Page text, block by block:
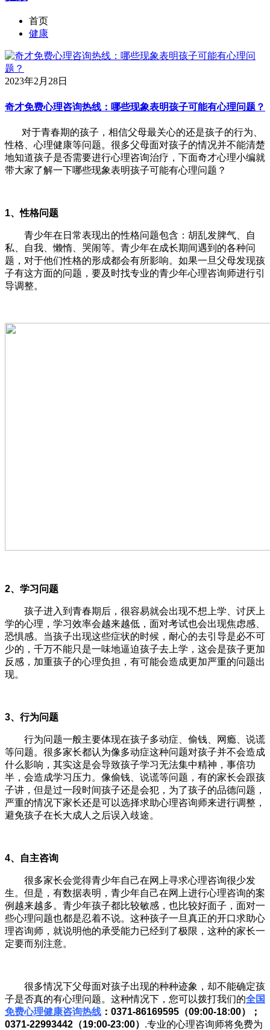
首页
健康
2023年2月28日
奇才免费心理咨询热线：哪些现象表明孩子可能有心理问题？
对于青春期的孩子，相信父母最关心的还是孩子的行为、
性格、心理健康等问题。很多父母面对孩子的情况并不能清楚
地知道孩子是否需要进行心理咨询治疗，下面奇才心理小编就
带大家了解一下哪些现象表明孩子可能有心理问题？
1、性格问题
青少年在日常表现出的性格问题包含：胡乱发脾气、自
私、自我、懒惰、哭闹等。青少年在成长期间遇到的各种问
题，对于他们性格的形成都会有所影响。如果一旦父母发现孩
子有这方面的问题，要及时找专业的青少年心理咨询师进行引
导调整。
2、学习问题
孩子进入到青春期后，很容易就会出现不想上学、讨厌上
学的心理，学习效率会越来越低，面对考试也会出现焦虑感、
恐惧感。当孩子出现这些症状的时候，耐心的去引导是必不可
少的，千万不能只是一味地逼迫孩子去上学，这会是孩子更加
反感，加重孩子的心理负担，有可能会造成更加严重的问题出
现。
3、行为问题
行为问题一般主要体现在孩子多动症、偷钱、网瘾、说谎
等问题。很多家长都认为像多动症这种问题对孩子并不会造成
什么影响，其实这是会导致孩子学习无法集中精神，事倍功
半，会造成学习压力。像偷钱、说谎等问题，有的家长会跟孩
子讲，但是过一段时间孩子还是会犯，为了孩子的品德问题，
严重的情况下家长还是可以选择求助心理咨询师来进行调整，
避免孩子在长大成人之后误入歧途。
4、自主咨询
很多家长会觉得青少年自己在网上寻求心理咨询很少发
生。但是，有数据表明，青少年自己在网上进行心理咨询的案
例越来越多。青少年孩子都比较敏感，也比较好面子，面对一
些心理问题也都是忍着不说。这种孩子一旦真正的开口求助心
理咨询师，就说明他的承受能力已经到了极限，这种的家长一
定要而别注意。
很多情况下父母面对孩子出现的种种迹象，却不能确定孩
子是否真的有心理问题。这种情况下，您可以拨打我们的全国
免费心理健康咨询热线 ：0371-86169595（09:00-18:00）；
0371-22993442（19:00-23:00） .专业的心理咨询师将免费为